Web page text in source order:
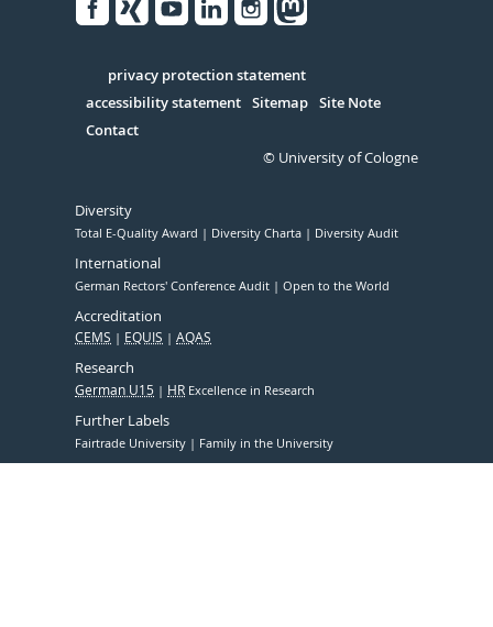
Serivce
privacy protection statement
accessibility statement Sitemap Site Note
Contact
© University of Cologne
Diversity
Total E-Quality Award Diversity Charta Diversity Audit
International
German Rectors' Conference Audit Open to the World
Accreditation
CEMS EQUIS AQAS
Research
German U15 HR Excellence in Research
Further Labels
Fairtrade University Family in the University